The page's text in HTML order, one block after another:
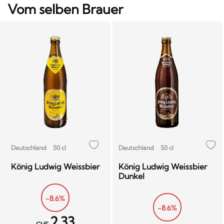
Vom selben Brauer
Deutschland 50 cl
König Ludwig Weissbier
-8.6%
Deutschland 50 cl
König Ludwig Weissbier
Dunkel
-8.6%